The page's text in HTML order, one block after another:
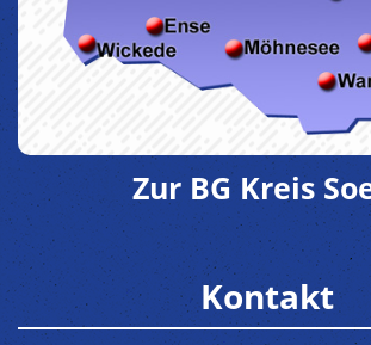
Zur BG Kreis
Kontakt